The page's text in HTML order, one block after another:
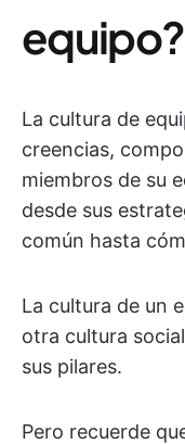
equipo?
La cultura de
creencias,
miembros de su
desde sus
común hasta
La cultura de un
otra cultura
sus pilares.
Pero recuerde